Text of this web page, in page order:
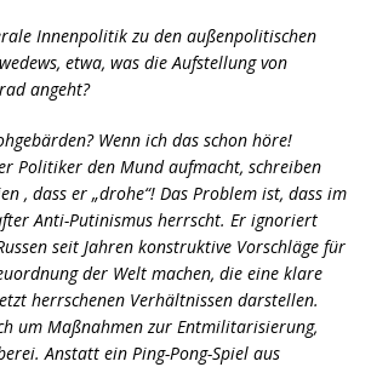
Innenpolitik zu den außenpolitischen
etwa, was die Aufstellung von
angeht?
Wenn ich das schon höre!
Politiker den Mund aufmacht, schreiben
, dass er „drohe“! Das Problem ist, dass im
Anti-Putinismus herrscht. Er ignoriert
seit Jahren konstruktive Vorschläge für
der Welt machen, die eine klare
herrschenen Verhältnissen darstellen.
um Maßnahmen zur Entmilitarisierung,
Anstatt ein Ping-Pong-Spiel aus